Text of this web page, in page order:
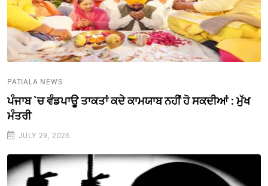
PATIALA NEWS
ਪੰਜਾਬ `ਚ ਵੰਡਪਾਊ ਤਾਕਤਾਂ ਕਦੇ ਕਾਮਯਾਬ ਨਹੀਂ ਹੋ ਸਕਦੀਆਂ : ਮੁੱਖ
ਮੰਤਰੀ
JULY 29, 2026